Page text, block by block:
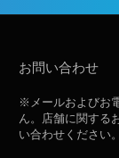
お問い合わせ
※メールおよびお
ん。店舗に関する
い合わせください。